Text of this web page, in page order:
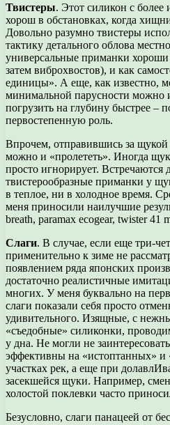
Твистеры. Этот силикон с
хорош в обстановках, когда
Довольно разумно твистеры
тактику детального облова
универсальные приманки
затем виброхвостов), и как
единицы». А еще, как известно,
минимальной парусности можно
погрузить на глубину быстрее –
первостепенную роль.
Впрочем, отправившись за
можно и «пролететь». Иногда
просто игнорирует.
твистерообразные приманки у
в теплое, ни в холодное время.
меня приносили наилучшие
breath, paramax ecogear, twister 41
Слаги. В случае, если еще три-
применительно к зиме не
появлением ряда японских
достаточно реалистичные
многих. У меня буквально на
слаги показали себя просто
удивительного. Изящные, с
«съедобные» силиконки,
у дна. Не могли не
эффективны на «истоптанных» и
участках рек, а еще при
засекшейся щуки. Например,
холостой поклевки часто
Безусловно, слаги панацеей от